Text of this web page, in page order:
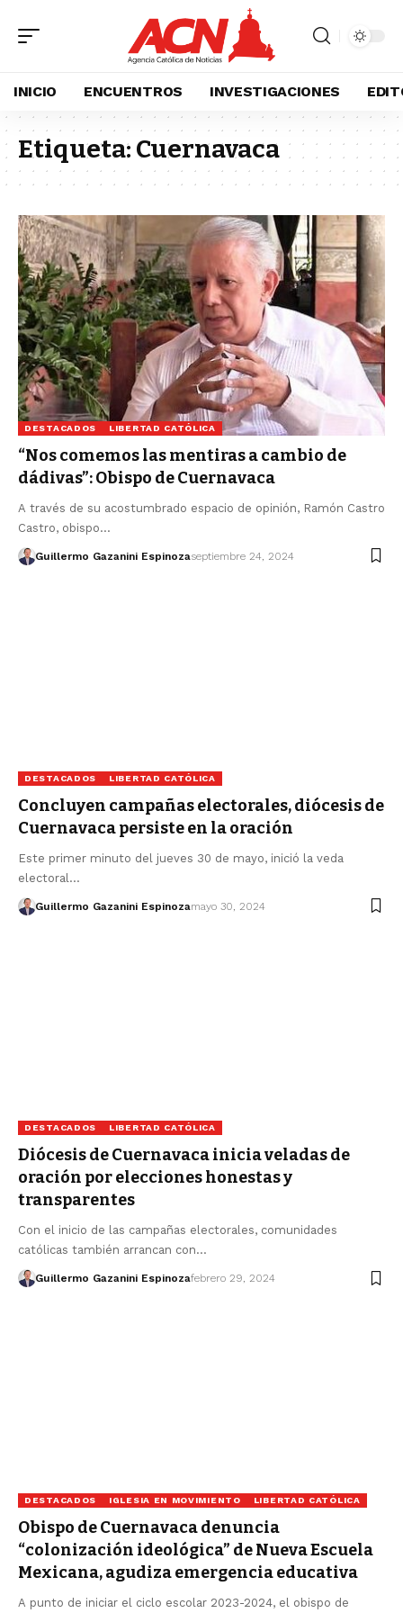
INICIO ENCUENTROS INVESTIGACIONES
Etiqueta: Cuernavaca
DESTACADOS LIBERTAD CATÓLICA
“Nos comemos las mentiras a cambio de
dádivas”: Obispo de Cuernavaca
A través de su acostumbrado espacio de opinión, Ramón Castro
Castro, obispo…
Guillermo Gazanini Espinozaseptiembre 24, 2024
DESTACADOS LIBERTAD CATÓLICA
Concluyen campañas electorales, diócesis de
Cuernavaca persiste en la oración
Este primer minuto del jueves 30 de mayo, inició la veda
electoral…
Guillermo Gazanini Espinozamayo 30, 2024
DESTACADOS LIBERTAD CATÓLICA
Diócesis de Cuernavaca inicia veladas de
oración por elecciones honestas y
transparentes
Con el inicio de las campañas electorales, comunidades
católicas también arrancan con…
Guillermo Gazanini Espinozafebrero 29, 2024
DESTACADOS IGLESIA EN MOVIMIENTO LIBERTAD CATÓLICA
Obispo de Cuernavaca denuncia
“colonización ideológica” de Nueva Escuela
Mexicana, agudiza emergencia educativa
A punto de iniciar el ciclo escolar 2023-2024, el obispo de